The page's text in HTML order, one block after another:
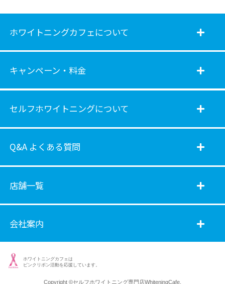
ホワイトニングカフェについて
キャンペーン・料金
セルフホワイトニングについて
Q&A よくある質問
店舗一覧
会社案内
ホワイトニングカフェは
ピンクリボン活動を応援しています。
Copyright ©セルフホワイトニング専門店WhiteningCafe.